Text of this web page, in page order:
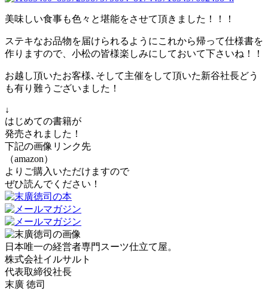
美味しい食事も色々と堪能をさせて頂きました！！！
ステキなお品物を届けられるようにこれから帰って仕様書を
作りますので、小松の皆様楽しみにしておいて下さいね！！
お越し頂いたお客様､そして主催をして頂いた新谷社長どう
も有り難うございました！
↓
はじめての書籍が
発売されました！
下記の画像リンク先
（amazon）
よりご購入いただけますので
ぜひ読んでください！
日本唯一の経営者専門スーツ仕立て屋。
株式会社イルサルト
代表取締役社長
末廣 徳司